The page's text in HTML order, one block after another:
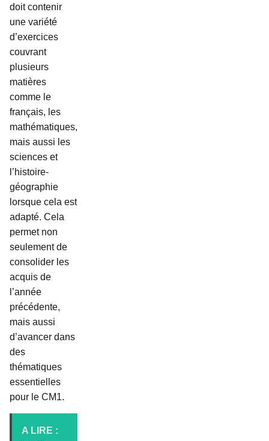
doit contenir
une variété
d’exercices
couvrant
plusieurs
matières
comme le
français, les
mathématiques,
mais aussi les
sciences et
l’histoire-
géographie
lorsque cela est
adapté. Cela
permet non
seulement de
consolider les
acquis de
l’année
précédente,
mais aussi
d’avancer dans
des
thématiques
essentielles
pour le CM1.
A LIRE :